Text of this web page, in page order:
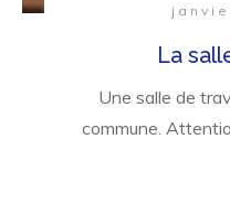
La
Une salle de
commune.